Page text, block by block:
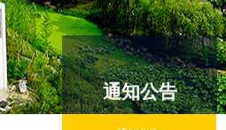
通知公告